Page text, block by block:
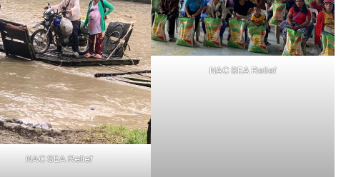
NAC SEA Relief
NAC SEA Relief